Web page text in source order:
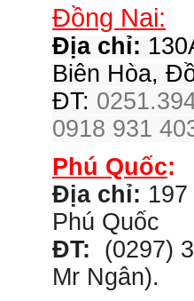
Đồng Nai:
Địa chỉ:
Biên Hòa,
ĐT:
0918 931
Phú Quốc:
Địa chỉ:
Phú Quốc
ĐT:
(0297)
Mr Ngân).